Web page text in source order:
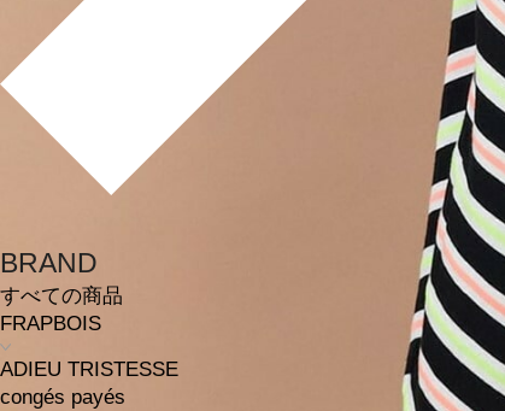
BRAND
すべての商品
FRAPBOIS
ADIEU TRISTESSE
congés payés